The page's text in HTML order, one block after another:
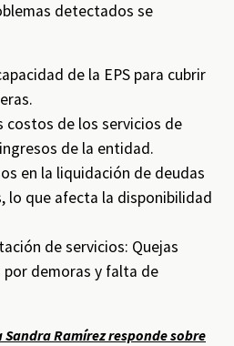
detectados se
de la EPS para cubrir
costos de los servicios de
de la entidad.
en la liquidación de deudas
lo que afecta la disponibilidad
de servicios: Quejas
demoras y falta de
Sandra Ramírez responde sobre